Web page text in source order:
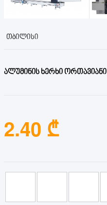
ᲗᲑᲘᲚᲘᲡᲘ
ალუმინის ხერხი ორთავიანი
2.40 ₾